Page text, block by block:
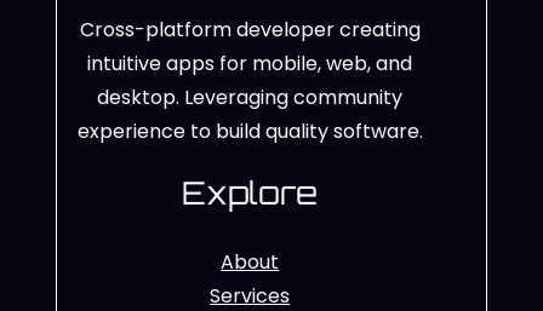
Cross-platform developer creating
intuitive apps for mobile, web, and
desktop. Leveraging community
experience to build quality software.
Explore
About
Services